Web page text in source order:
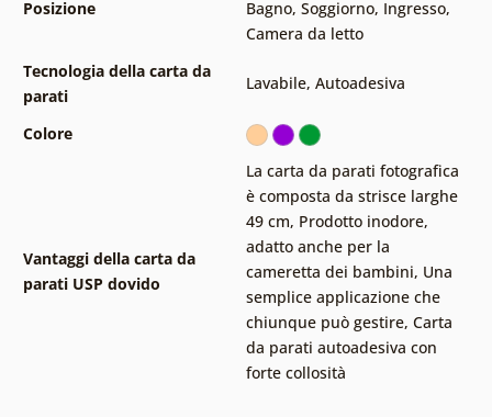
Posizione
Bagno, Soggiorno, Ingresso,
Camera da letto
Tecnologia della carta da
parati
Lavabile, Autoadesiva
Colore
Vantaggi della carta da
parati USP dovido
La carta da parati fotografica
è composta da strisce larghe
49 cm, Prodotto inodore,
adatto anche per la
cameretta dei bambini, Una
semplice applicazione che
chiunque può gestire, Carta
da parati autoadesiva con
forte collosità